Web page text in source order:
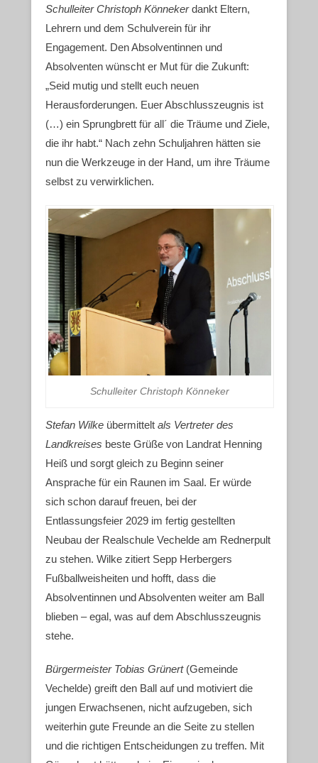
Schulleiter Christoph Könnekerdankt Eltern,
Lehrern und dem Schulverein für ihr
Engagement. Den Absolventinnen und
Absolventen wünscht er Mut für die Zukunft:
„Seid mutig und stellt euch neuen
Herausforderungen. Euer Abschlusszeugnis ist
(…) ein Sprungbrett für all´ die Träume und Ziele,
die ihr habt.“ Nach zehn Schuljahren hätten sie
nun die Werkzeuge in der Hand, um ihre Träume
selbst zu verwirklichen.
Schulleiter Christoph Könneker
Stefan Wilke übermittelt als Vertreter des
Landkreises beste Grüße von Landrat Henning
Heiß und sorgt gleich zu Beginn seiner
Ansprache für ein Raunen im Saal. Er würde
sich schon darauf freuen, bei der
Entlassungsfeier 2029 im fertig gestellten
Neubau der Realschule Vechelde am Rednerpult
zu stehen. Wilke zitiert Sepp Herbergers
Fußballweisheiten und hofft, dass die
Absolventinnen und Absolventen weiter am Ball
blieben – egal, was auf dem Abschlusszeugnis
stehe.
Bürgermeister Tobias Grünert (Gemeinde
Vechelde) greift den Ball auf und motiviert die
jungen Erwachsenen, nicht aufzugeben, sich
weiterhin gute Freunde an die Seite zu stellen
und die richtigen Entscheidungen zu treffen. Mit